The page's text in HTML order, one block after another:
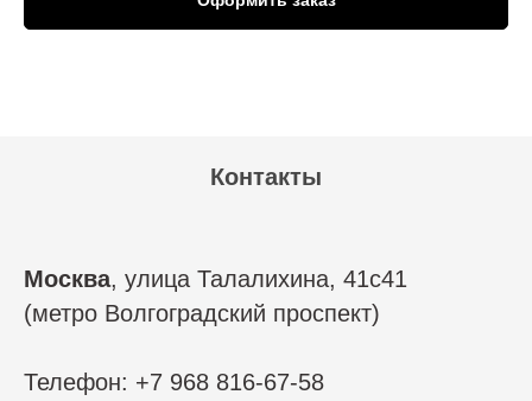
Контакты
Москва, улица Талалихина, 41с41
(метро Волгоградский проспект)
Телефон: +7 968 816-67-58